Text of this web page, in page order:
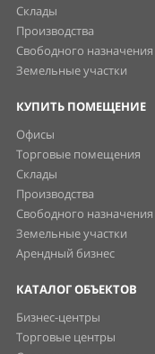
Склады
Производства
Свободного назначения
Земельные участки
КУПИТЬ ПОМЕЩЕНИЕ
Офисы
Торговые помещения
Склады
Производства
Свободного назначения
Земельные участки
Арендный бизнес
КАТАЛОГ ОБЪЕКТОВ
Бизнес-центры
Торговые центры